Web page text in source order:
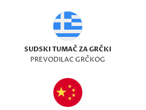
SUDSKI TUMAČ ZA GRČKI
PREVODILAC GRČKOG